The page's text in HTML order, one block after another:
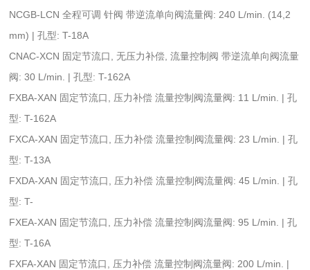
NCGB-LCN 全程可调 针阀 带逆流单向阀流量阀: 240 L/min. (14,2
mm) | 孔型: T-18A
CNAC-XCN 固定节流口, 无压力补偿, 流量控制阀 带逆流单向阀流量
阀: 30 L/min. | 孔型: T-162A
FXBA-XAN 固定节流口, 压力补偿 流量控制阀流量阀: 11 L/min. | 孔
型: T-162A
FXCA-XAN 固定节流口, 压力补偿 流量控制阀流量阀: 23 L/min. | 孔
型: T-13A
FXDA-XAN 固定节流口, 压力补偿 流量控制阀流量阀: 45 L/min. | 孔
型: T-
FXEA-XAN 固定节流口, 压力补偿 流量控制阀流量阀: 95 L/min. | 孔
型: T-16A
FXFA-XAN 固定节流口, 压力补偿 流量控制阀流量阀: 200 L/min. |